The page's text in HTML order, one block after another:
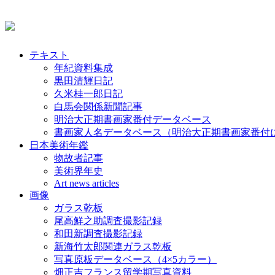
テキスト
年紀資料集成
黒田清輝日記
久米桂一郎日記
白馬会関係新聞記事
明治大正期書画家番付データベース
書画家人名データベース（明治大正期書画家番付
日本美術年鑑
物故者記事
美術界年史
Art news articles
画像
ガラス乾板
尾高鮮之助調査撮影記録
和田新調査撮影記録
新海竹太郎関連ガラス乾板
写真原板データベース（4×5カラー）
畑正吉フランス留学期写真資料